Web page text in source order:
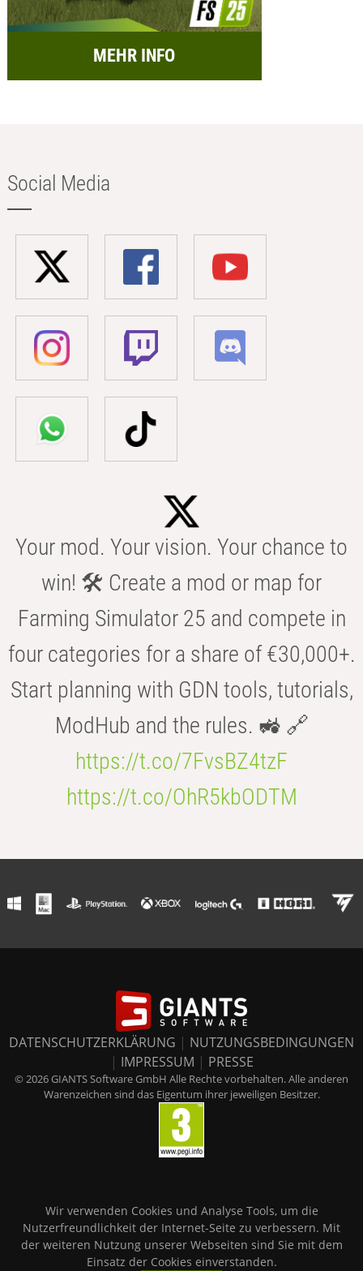
MEHR INFO
Social Media
Your mod. Your vision. Your chance to
win! 🛠️ Create a mod or map for
Farming Simulator 25 and compete in
four categories for a share of €30,000+.
Start planning with GDN tools, tutorials,
ModHub and the rules. 🚜 🔗
https://t.co/7FvsBZ4tzF
https://t.co/OhR5kbODTM
DATENSCHUTZERKLÄRUNG | NUTZUNGSBEDINGUNGEN
| IMPRESSUM | PRESSE
© 2026 GIANTS Software GmbH Alle Rechte vorbehalten. Alle anderen
Warenzeichen sind das Eigentum ihrer jeweiligen Besitzer.
Wir verwenden Cookies und Analyse Tools, um die
Nutzerfreundlichkeit der Internet-Seite zu verbessern. Mit
der weiteren Nutzung unserer Webseiten sind Sie mit dem
Einsatz der Cookies einverstanden.